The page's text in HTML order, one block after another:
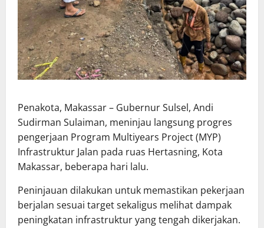
Penakota, Makassar – Gubernur Sulsel, Andi
Sudirman Sulaiman, meninjau langsung progres
pengerjaan Program Multiyears Project (MYP)
Infrastruktur Jalan pada ruas Hertasning, Kota
Makassar, beberapa hari lalu.
Peninjauan dilakukan untuk memastikan pekerjaan
berjalan sesuai target sekaligus melihat dampak
peningkatan infrastruktur yang tengah dikerjakan.